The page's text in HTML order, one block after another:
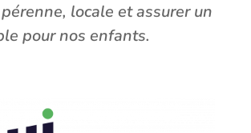
locale et assurer un
pour nos enfants.